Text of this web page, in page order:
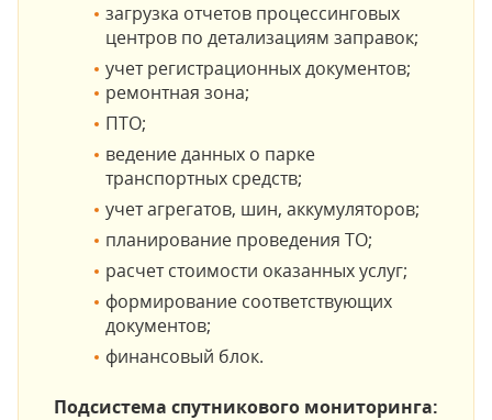
загрузка отчетов процессинговых
центров по детализациям заправок;
учет регистрационных документов;
ремонтная зона;
ПТО;
ведение данных о парке
транспортных средств;
учет агрегатов, шин, аккумуляторов;
планирование проведения ТО;
расчет стоимости оказанных услуг;
формирование соответствующих
документов;
финансовый блок.
Подсистема спутникового мониторинга: